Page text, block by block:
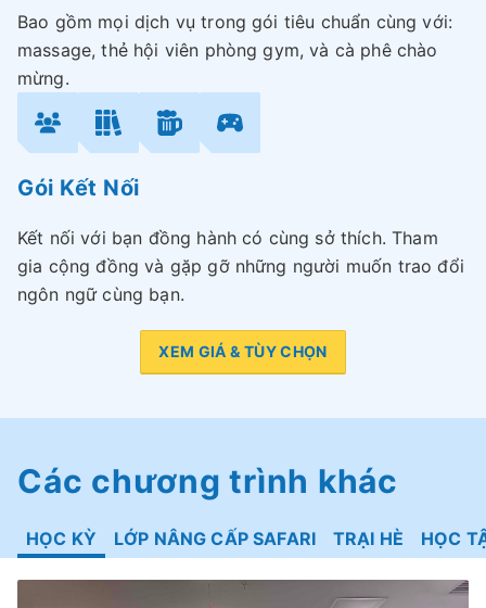
Bao gồm mọi dịch vụ trong gói tiêu chuẩn cùng với:
massage, thẻ hội viên phòng gym, và cà phê chào
mừng.
Gói Kết Nối
Kết nối với bạn đồng hành có cùng sở thích. Tham
gia cộng đồng và gặp gỡ những người muốn trao đổi
ngôn ngữ cùng bạn.
XEM GIÁ & TÙY CHỌN
Các chương trình khác
HỌC KỲ LỚP NÂNG CẤP SAFARI TRẠI HÈ HỌC